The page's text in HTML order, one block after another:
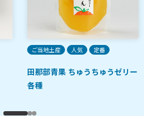
ご当地土産 人気 定番
田那部青果 ちゅうちゅうゼリー
各種